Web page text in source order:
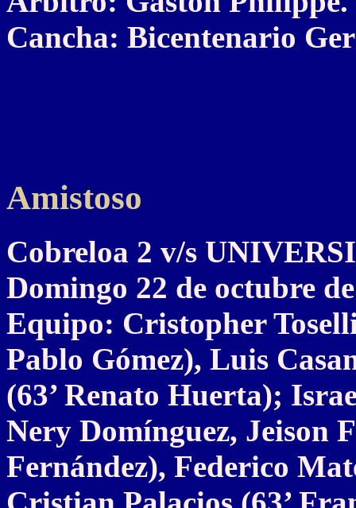
Cancha: Bicentenario
Amistoso
Cobreloa 2 v/s
Domingo 22 de octubre
Equipo: Cristopher
Pablo Gómez), Luis
(63’ Renato Huerta);
Nery Domínguez, Jeison
Fernández), Federico